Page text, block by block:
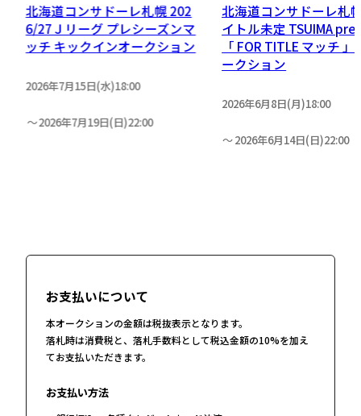
北海道コンサドーレ札幌 202
6/27Ｊリーグ プレシーズンマ
ッチ キックインオークション
2026年7月15日(水)18:00
2026年7月19日(日)22:00
北海道コンサドーレ札
イトル未定 TSUIMA
「 FOR TITLE マッチ
ークション
2026年6月8日(月)18:00
2026年6月14日(日)22:00
お支払いについて
本オークションの金額は税抜表示となります。
落札時は消費税と、落札手数料として税込金額の10%を加え
てお支払いただきます。
お支払い方法